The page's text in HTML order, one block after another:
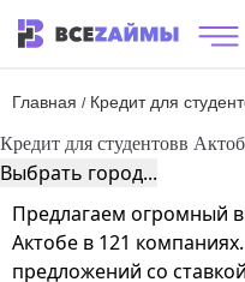
Главная / Кредит для
Кредит для студентовв
Выбрать город...
Предлагаем огромный
Актобе в 121
предложений со